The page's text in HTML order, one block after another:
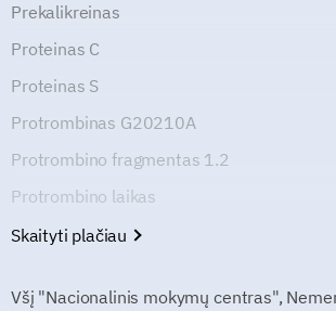
Prekalikreinas
Proteinas C
Proteinas S
Protrombinas G20210A
Protrombino fragmentas 1.2
Protrombino laikas
Skaityti plačiau
Všį "Nacionalinis mokymų centras",